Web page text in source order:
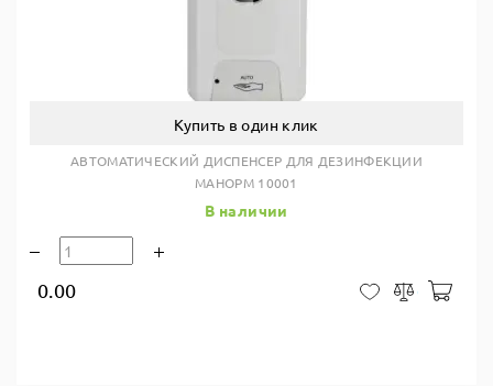
Купить в один клик
АВТОМАТИЧЕСКИЙ ДИСПЕНСЕР ДЛЯ ДЕЗИНФЕКЦИИ
МАНОРМ 10001
В наличии
0.00 В закладки
Сравнить